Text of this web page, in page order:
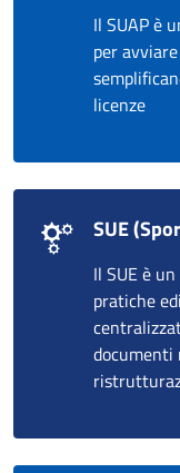
Il SUAP è
per
licenze
SUE
Il SUE è
pratiche
documenti